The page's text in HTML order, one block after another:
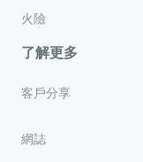
火險
了解更多
客戶分享
網誌